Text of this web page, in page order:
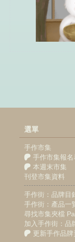
選單
手作市集
手作市集報名
本週末市集
刊登市集資料
手作街：品牌目
手作街：產品一
尋找市集夾檔
加入手作街：品
更新手作品